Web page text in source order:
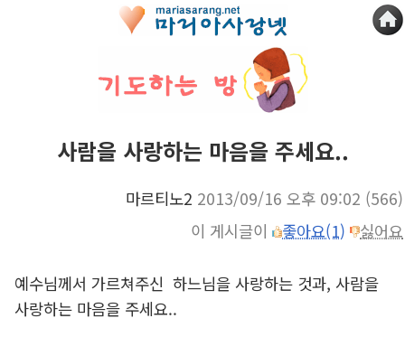
사람을 사랑하는 마음을 주세요..
마르티노2 2013/09/16 오후 09:02 (566)
이 게시글이
좋아요(1) 싫어요
예수님께서 가르쳐주신 하느님을 사랑하는 것과, 사람을
사랑하는 마음을 주세요..